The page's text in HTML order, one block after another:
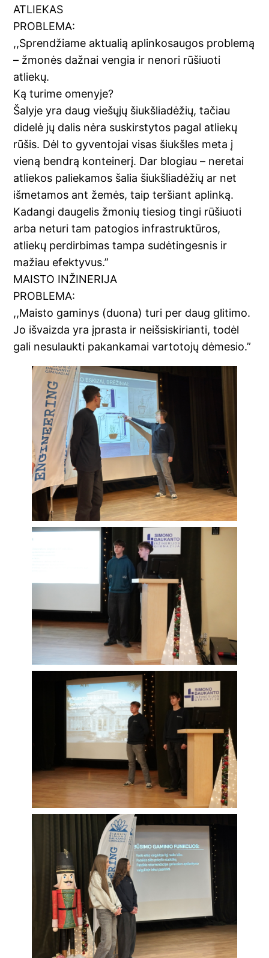
ATLIEKAS
PROBLEMA:
,,Sprendžiame aktualią aplinkosaugos problemą
– žmonės dažnai vengia ir nenori rūšiuoti
atliekų.
Ką turime omenyje?
Šalyje yra daug viešųjų šiukšliadėžių, tačiau
didelė jų dalis nėra suskirstytos pagal atliekų
rūšis. Dėl to gyventojai visas šiukšles meta į
vieną bendrą konteinerį. Dar blogiau – neretai
atliekos paliekamos šalia šiukšliadėžių ar net
išmetamos ant žemės, taip teršiant aplinką.
Kadangi daugelis žmonių tiesiog tingi rūšiuoti
arba neturi tam patogios infrastruktūros,
atliekų perdirbimas tampa sudėtingesnis ir
mažiau efektyvus.”
MAISTO INŽINERIJA
PROBLEMA:
,,Maisto gaminys (duona) turi per daug glitimo.
Jo išvaizda yra įprasta ir neišsiskirianti, todėl
gali nesulaukti pakankamai vartotojų dėmesio.”